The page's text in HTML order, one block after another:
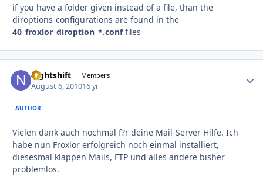
if you have a folder given instead of a file, than the
diroptions-configurations are found in the
40_froxlor_diroption_*.conffiles
nightshift Members
August 6, 201016 yr
AUTHOR
Vielen dank auch nochmal f?r deine Mail-Server Hilfe. Ich
habe nun Froxlor erfolgreich noch einmal installiert,
diesesmal klappen Mails, FTP und alles andere bisher
problemlos.